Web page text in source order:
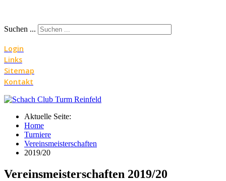
Suchen ...
Login
Links
Sitemap
Kontakt
Aktuelle Seite:
Home
Turniere
Vereinsmeisterschaften
2019/20
Vereinsmeisterschaften 2019/20